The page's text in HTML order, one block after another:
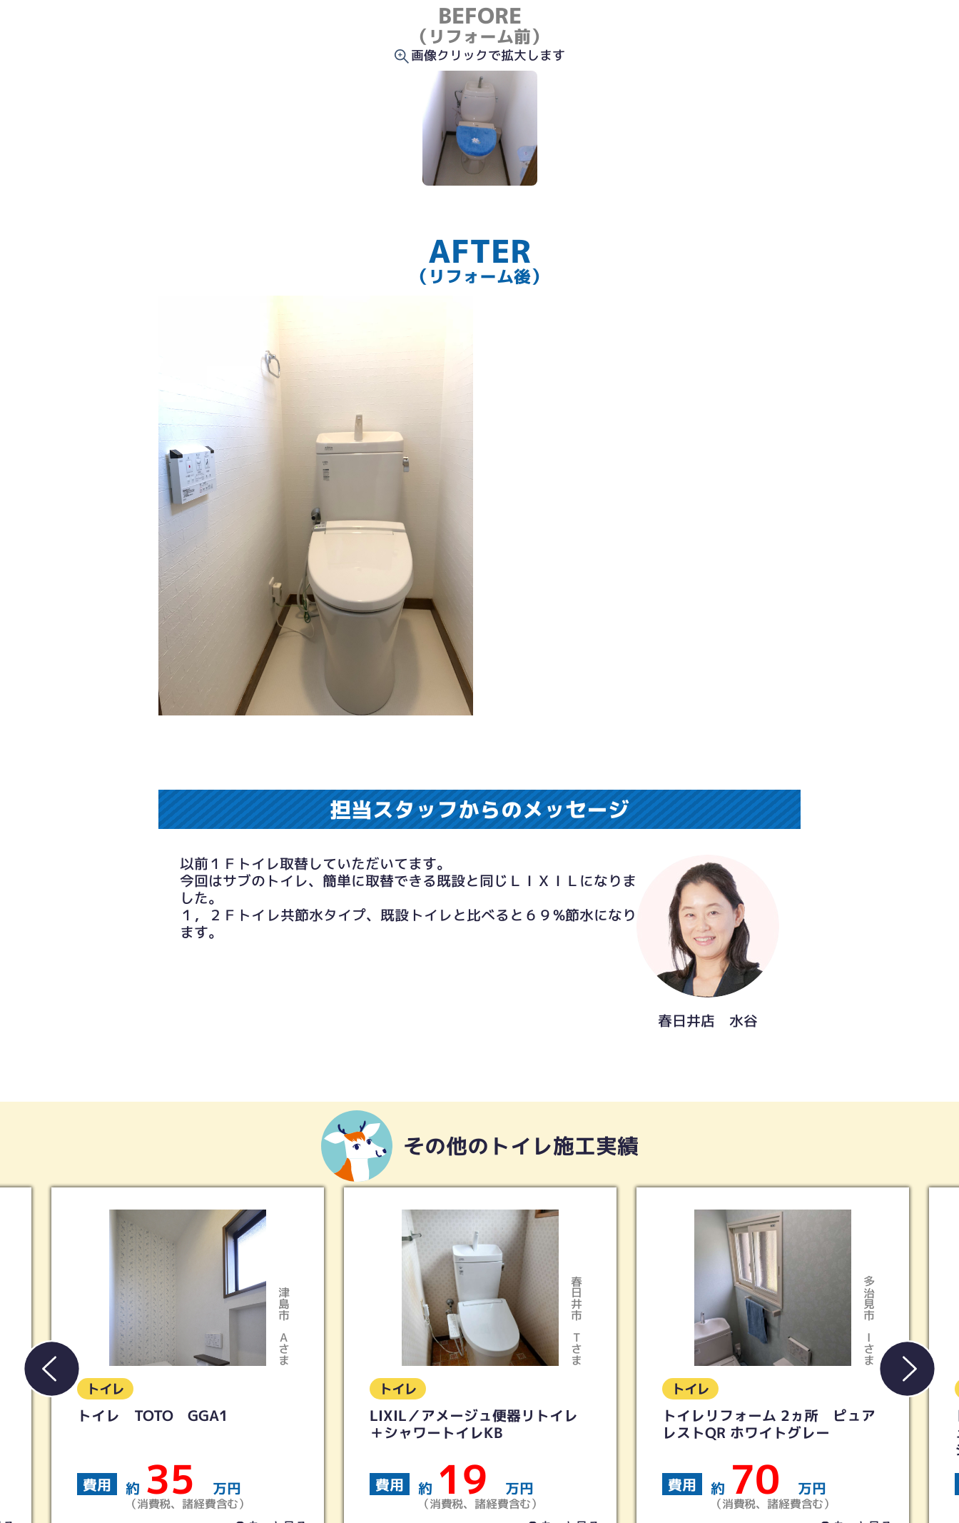
BEFORE
（リフォーム前）
画像クリックで拡大します
AFTER
（リフォーム後）
担当スタッフからのメッセージ
以前１Ｆトイレ取替していただいてます。
今回はサブのトイレ、簡単に取替できる既設と同じＬＩＸＩＬになりま
した。
１，２Ｆトイレ共節水タイプ、既設トイレと比べると６９%節水になり
ます。
春日井店 水谷
その他のトイレ施工実績
Aさま
トイレ
LIXIL／アメージュ便器リトイレ
費用 約 19
（消費税、諸経費含む）
トイレ
トイレリフォーム 2ヵ所 ピュア
レストQR ホワイトグレー
費用 約 70
（消費税、諸経費含む）
Kさま
トイレ
トイレリフォーム 【TOTO】ピ
ュアレストQR ウォシュレットS
費用
約 40
（消費税、諸経費含む）